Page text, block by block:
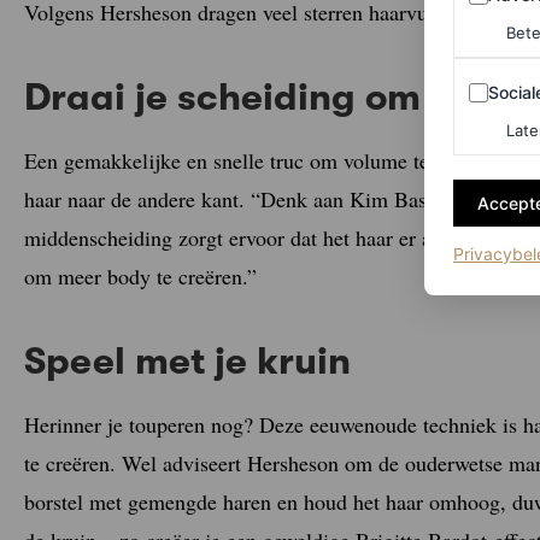
Volgens Hersheson dragen veel sterren haarvullers op de
Draai je scheiding om
Een gemakkelijke en snelle truc om volume te krijgen, is
haar naar de andere kant. “Denk aan Kim Basinger met
middenscheiding zorgt ervoor dat het haar er altijd platter
om meer body te creëren.”
Speel met je kruin
Herinner je touperen nog? Deze eeuwenoude techniek is
te creëren. Wel adviseert Hersheson om de ouderwetse
borstel met gemengde haren en houd het haar omhoog,
Sociale